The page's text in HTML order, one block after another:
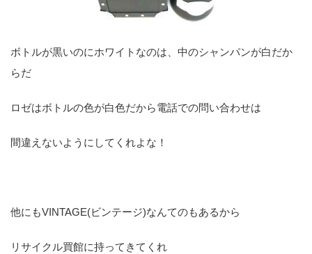
ボトルが黒いのにホワイトなのは、中のシャンパンが白だか
らだ
ロゼはボトルの色が白色だから電話での問い合わせは
間違えないようにしてくれよな！
他にもVINTAGE(ビンテージ)なんてのもあるから
リサイクル買館に持ってきてくれ